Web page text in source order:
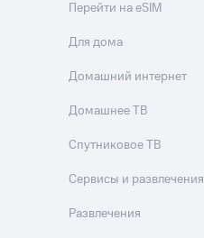
Перейти на eSIM
Для дома
Домашний интернет
Домашнее ТВ
Спутниковое ТВ
Сервисы и развлечения
Развлечения